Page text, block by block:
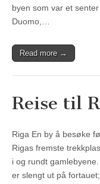
byen som var et
Duomo,…
Read more →
Reise til
Riga En by å besøke
Rigas fremste
i og rundt
er slengt ut på